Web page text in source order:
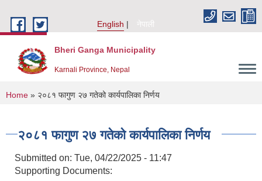
English
नेपाली
Bheri Ganga Municipality
Karnali Province, Nepal
You are here
Home » २०८१ फागुण २७ गतेको कार्यपालिका निर्णय
२०८१ फागुण २७ गतेको कार्यपालिका निर्णय
Submitted on: Tue, 04/22/2025 - 11:47
Supporting Documents: